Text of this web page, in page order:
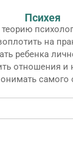
Психея
на
ребенка
отношения и
самого